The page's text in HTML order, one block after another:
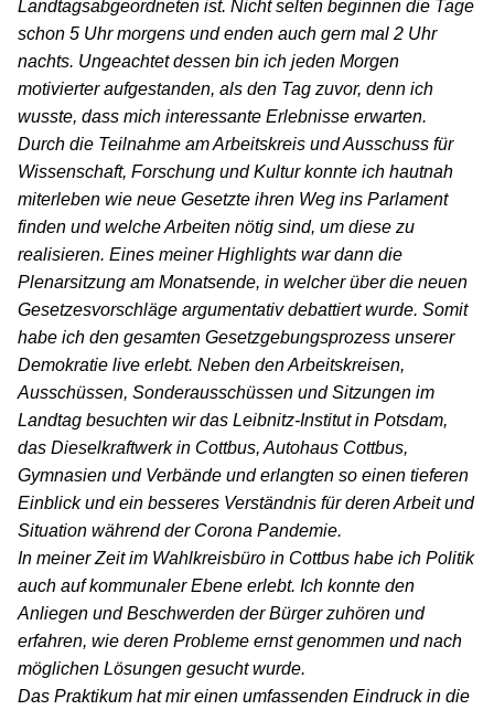
Landtagsabgeordneten ist. Nicht selten beginnen die Tage
schon 5 Uhr morgens und enden auch gern mal 2 Uhr
nachts. Ungeachtet dessen bin ich jeden Morgen
motivierter aufgestanden, als den Tag zuvor, denn ich
wusste, dass mich interessante Erlebnisse erwarten.
Durch die Teilnahme am Arbeitskreis und Ausschuss für
Wissenschaft, Forschung und Kultur konnte ich hautnah
miterleben wie neue Gesetzte ihren Weg ins Parlament
finden und welche Arbeiten nötig sind, um diese zu
realisieren. Eines meiner Highlights war dann die
Plenarsitzung am Monatsende, in welcher über die neuen
Gesetzesvorschläge argumentativ debattiert wurde. Somit
habe ich den gesamten Gesetzgebungsprozess unserer
Demokratie live erlebt. Neben den Arbeitskreisen,
Ausschüssen, Sonderausschüssen und Sitzungen im
Landtag besuchten wir das Leibnitz-Institut in Potsdam,
das Dieselkraftwerk in Cottbus, Autohaus Cottbus,
Gymnasien und Verbände und erlangten so einen tieferen
Einblick und ein besseres Verständnis für deren Arbeit und
Situation während der Corona Pandemie.
In meiner Zeit im Wahlkreisbüro in Cottbus habe ich Politik
auch auf kommunaler Ebene erlebt. Ich konnte den
Anliegen und Beschwerden der Bürger zuhören und
erfahren, wie deren Probleme ernst genommen und nach
möglichen Lösungen gesucht wurde.
Das Praktikum hat mir einen umfassenden Eindruck in die